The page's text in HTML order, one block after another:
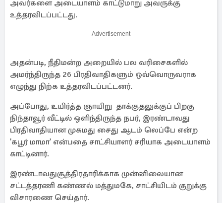
அவர்களை அடையாளம் காட்டுமாறு அவருக்கு
உத்தரவிடப்பட்டது.
Advertisement
அதன்படி, நீதிமன்ற அறையில் பல வரிசைகளில்
அமர்ந்திருந்த 26 பிரதிவாதிகளும் ஒவ்வொருவராக
எழுந்து நிற்க உத்தரவிடப்பட்டனர்.
அப்போது, ​​உயிர்த்த ஞாயிறு தாக்குதலுக்குப் பிறகு
நிந்தாவூர் வீட்டில் ஒளிந்திருந்த நபர், இரண்டாவது
பிரதிவாதியான முகமது சைது ஆடம் லெப்பே என்ற
'கபூர் மாமா' என்பதை சாட்சியாளர் சரியாக அடையாளம்
காட்டினார்.
இரண்டாவதுசூத்திரதாரிக்காக முன்னிலையான
சட்டத்தரணி கண்ணல் மத்துமகே, சாட்சியிடம் குறுக்கு
விசாரணை செய்தார்.